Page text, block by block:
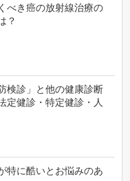
べき癌の放射線治療の
？
検診」と他の健康診断
定健診・特定健診・人
特に酷いとお悩みのあ